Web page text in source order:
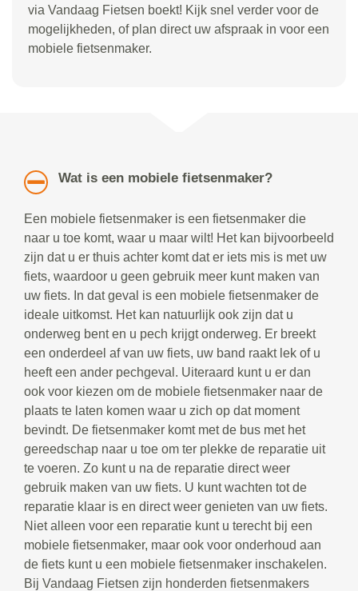
via Vandaag Fietsen boekt! Kijk snel verder voor de
mogelijkheden, of plan direct uw afspraak in voor een
mobiele fietsenmaker.
Wat is een mobiele fietsenmaker?
Een mobiele fietsenmaker is een fietsenmaker die
naar u toe komt, waar u maar wilt! Het kan bijvoorbeeld
zijn dat u er thuis achter komt dat er iets mis is met uw
fiets, waardoor u geen gebruik meer kunt maken van
uw fiets. In dat geval is een mobiele fietsenmaker de
ideale uitkomst. Het kan natuurlijk ook zijn dat u
onderweg bent en u pech krijgt onderweg. Er breekt
een onderdeel af van uw fiets, uw band raakt lek of u
heeft een ander pechgeval. Uiteraard kunt u er dan
ook voor kiezen om de mobiele fietsenmaker naar de
plaats te laten komen waar u zich op dat moment
bevindt. De fietsenmaker komt met de bus met het
gereedschap naar u toe om ter plekke de reparatie uit
te voeren. Zo kunt u na de reparatie direct weer
gebruik maken van uw fiets. U kunt wachten tot de
reparatie klaar is en direct weer genieten van uw fiets.
Niet alleen voor een reparatie kunt u terecht bij een
mobiele fietsenmaker, maar ook voor onderhoud aan
de fiets kunt u een mobiele fietsenmaker inschakelen.
Bij Vandaag Fietsen zijn honderden fietsenmakers